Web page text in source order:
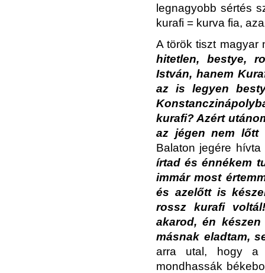
legnagyobb sértés
kurafi = kurva fia,
A török tiszt magyar
hitetlen, bestye,
István, hanem
az is legyen
kurafi? Azért
az jégen nem
Balaton jegére
írtad és énnékem
immár most
és azelőtt is
rossz kurafi
akarod, én
másnak eladtam,
arra utal, hogy a
mondhassák